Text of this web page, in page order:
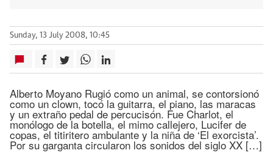
Sunday, 13 July 2008, 10:45
Alberto Moyano Rugió como un animal, se contorsionó
como un clown, tocó la guitarra, el piano, las maracas
y un extraño pedal de percucisón. Fue Charlot, el
monólogo de la botella, el mimo callejero, Lucifer de
copas, el titiritero ambulante y la niña de ‘El exorcista’.
Por su garganta circularon los sonidos del siglo XX […]